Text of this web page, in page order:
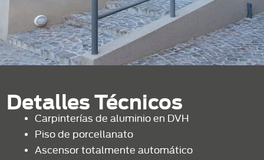
Detalles Técnicos
Carpinterías de aluminio en DVH
Piso de porcellanato
Ascensor totalmente automático